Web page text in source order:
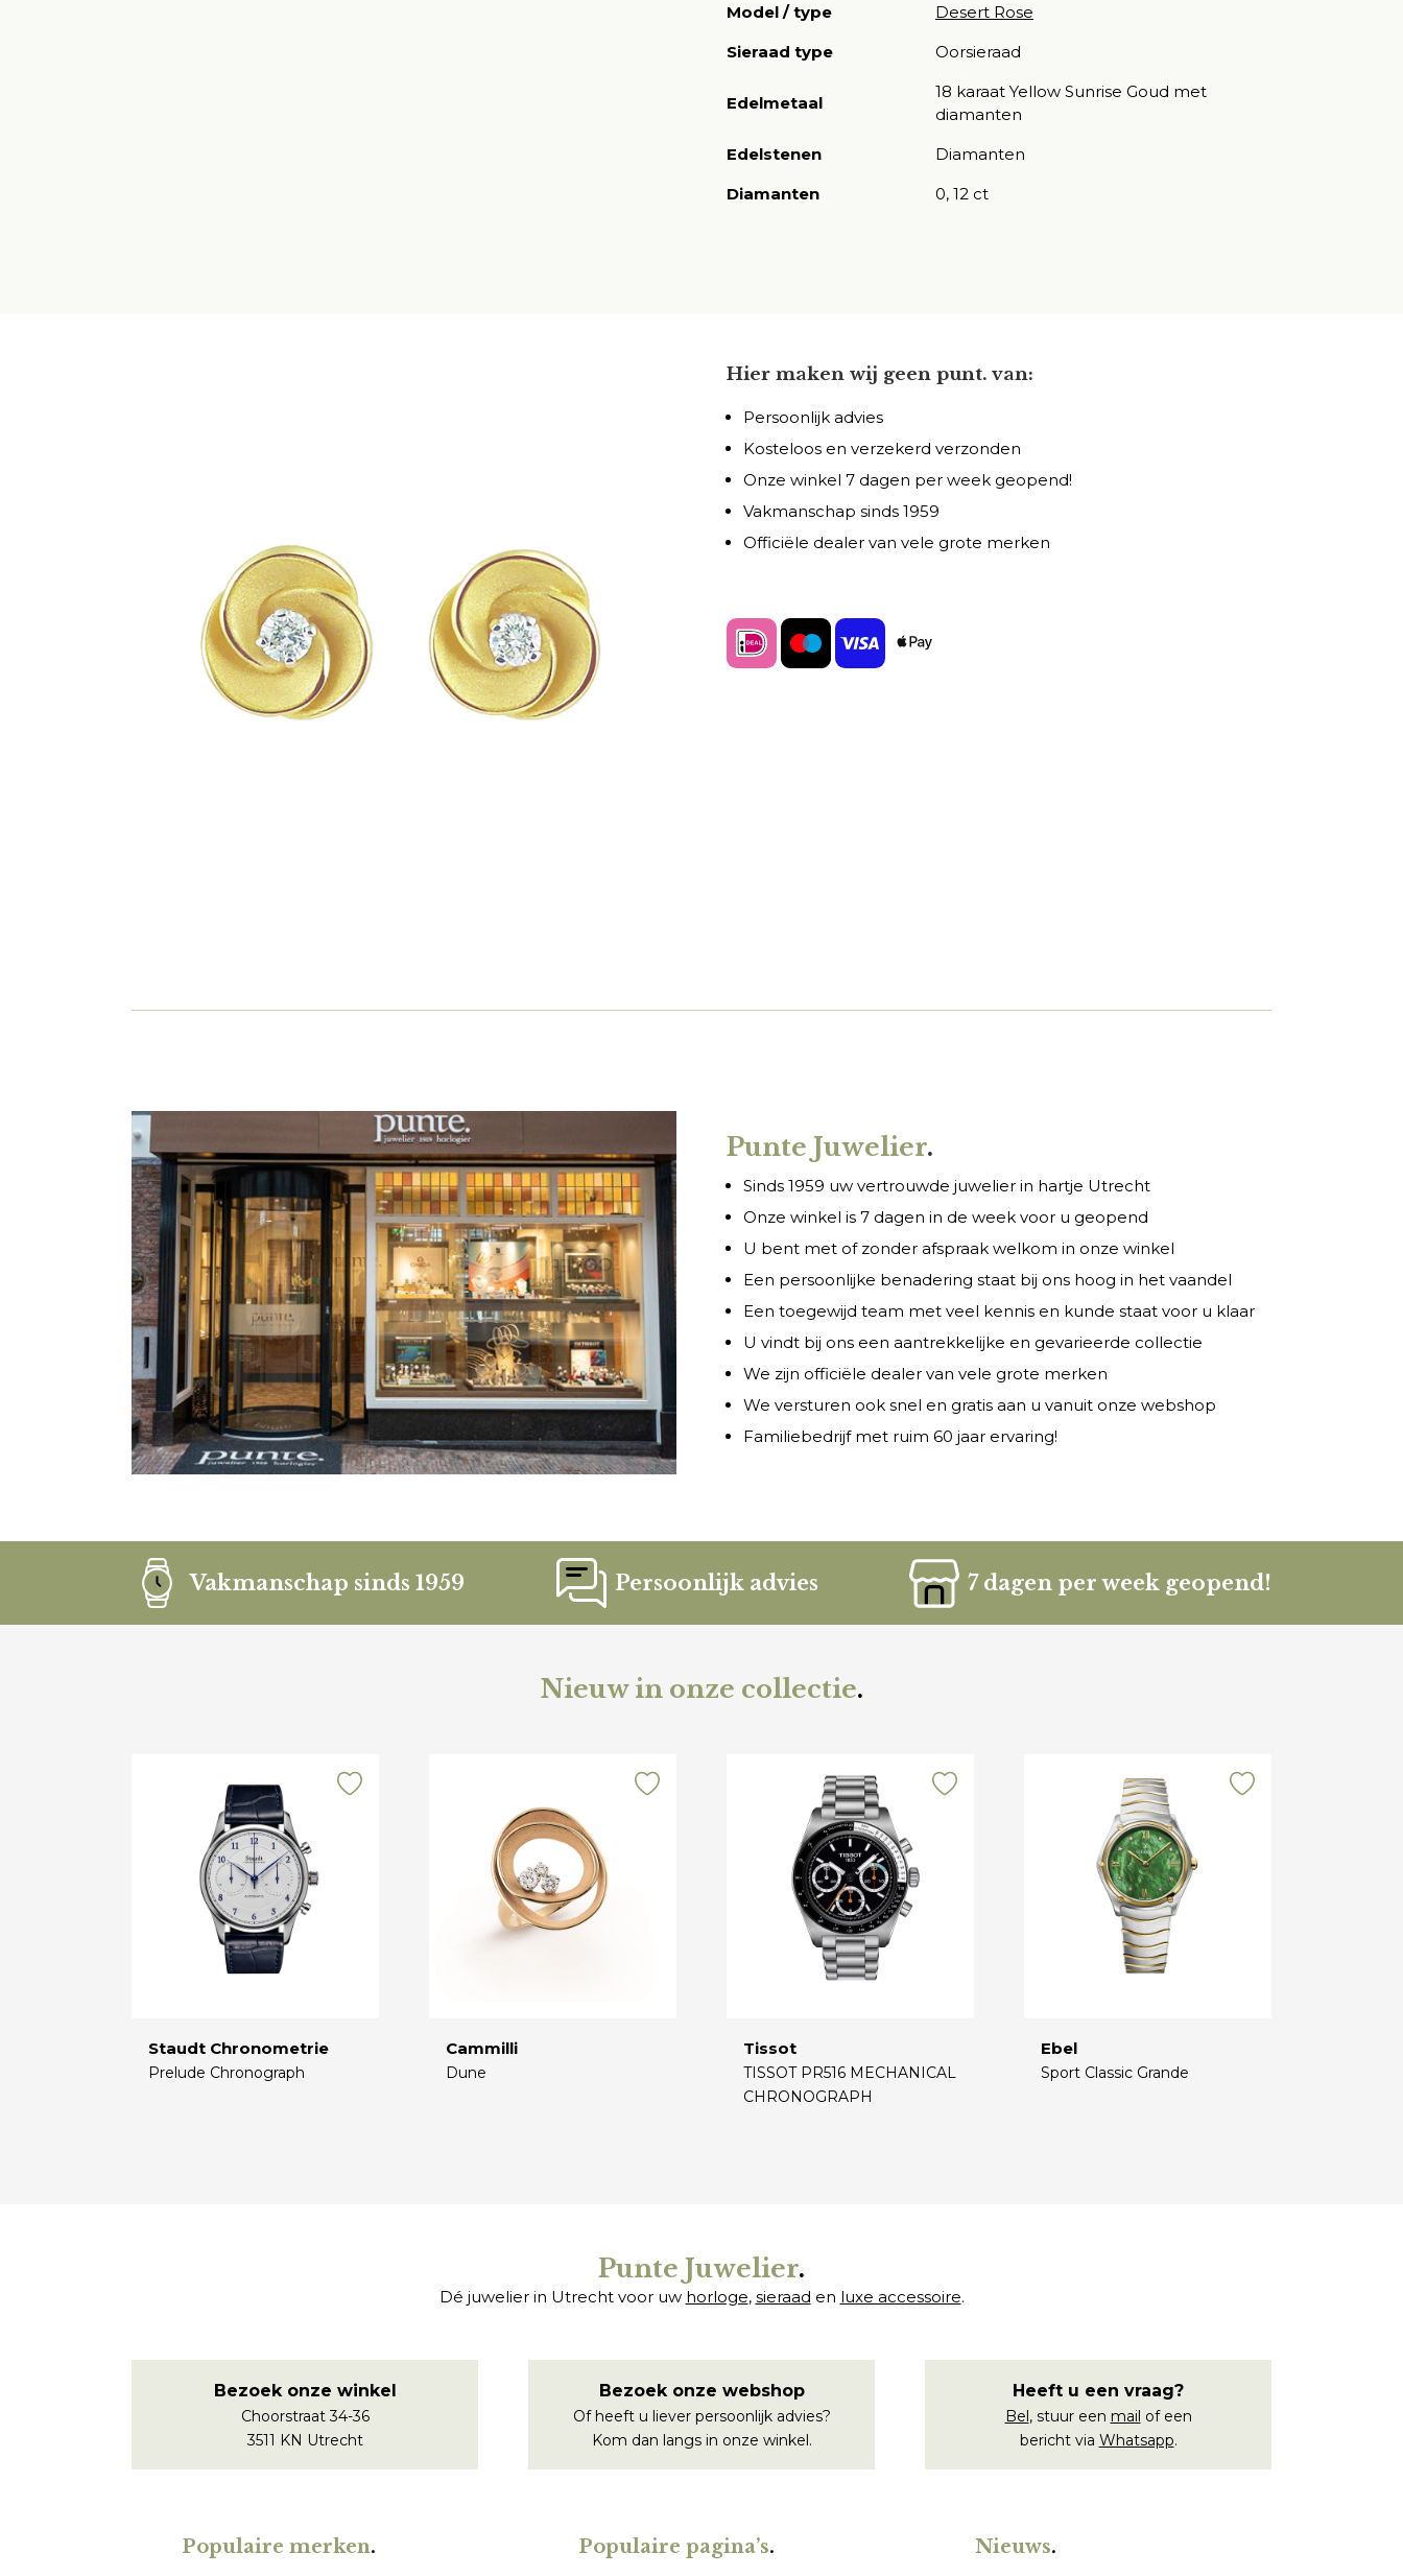
Model / type
Desert Rose
Sieraad type
Oorsieraad
Edelmetaal
18 karaat Yellow Sunrise Goud met
diamanten
Edelstenen
Diamanten
Diamanten
0, 12 ct
Hier maken wij geen punt. van:
Persoonlijk advies
Kosteloos en verzekerd verzonden
Onze winkel 7 dagen per week geopend!
Vakmanschap sinds 1959
Officiële dealer van vele grote merken
Punte Juwelier.
Sinds 1959 uw vertrouwde juwelier in hartje Utrecht
Onze winkel is 7 dagen in de week voor u geopend
U bent met of zonder afspraak welkom in onze winkel
Een persoonlijke benadering staat bij ons hoog in het vaandel
Een toegewijd team met veel kennis en kunde staat voor u klaar
U vindt bij ons een aantrekkelijke en gevarieerde collectie
We zijn officiële dealer van vele grote merken
We versturen ook snel en gratis aan u vanuit onze webshop
Familiebedrijf met ruim 60 jaar ervaring!
Vakmanschap sinds 1959 Persoonlijk advies 7 dagen per week geopend!
Nieuw in onze collectie.
Staudt Chronometrie
Prelude Chronograph
Cammilli
Dune
Tissot
TISSOT PR516 MECHANICAL
CHRONOGRAPH
Ebel
Sport Classic Grande
Punte Juwelier.
Dé juwelier in Utrecht voor uw horloge, sieraad en luxe accessoire.
Bezoek onze winkel
Choorstraat 34-36
3511 KN Utrecht
Bezoek onze webshop
Of heeft u liever persoonlijk advies?
Kom dan langs in onze winkel.
Heeft u een vraag?
Bel, stuur een mail of een
bericht via Whatsapp.
Populaire merken. Populaire pagina’s. Nieuws.